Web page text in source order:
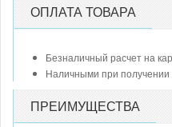
ОПЛАТА ТОВАРА
Безналичный расчет на
Наличными при получении
ПРЕИМУЩЕСТВА